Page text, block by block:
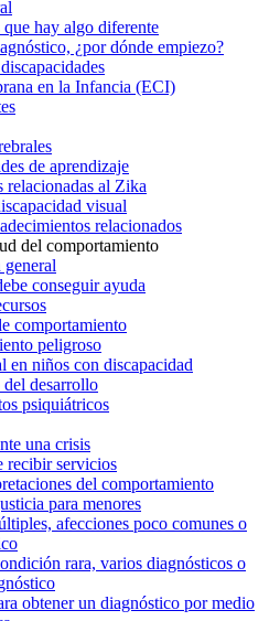
hay algo diferente
¿por dónde empiezo?
en la Infancia (ECI)
de aprendizaje
relacionadas al Zika
visual
relacionados
del comportamiento
conseguir ayuda
comportamiento
peligroso
en niños con discapacidad
desarrollo
psiquiátricos
una crisis
recibir servicios
del comportamiento
para menores
afecciones poco comunes o
rara, varios diagnósticos o
obtener un diagnóstico por medio